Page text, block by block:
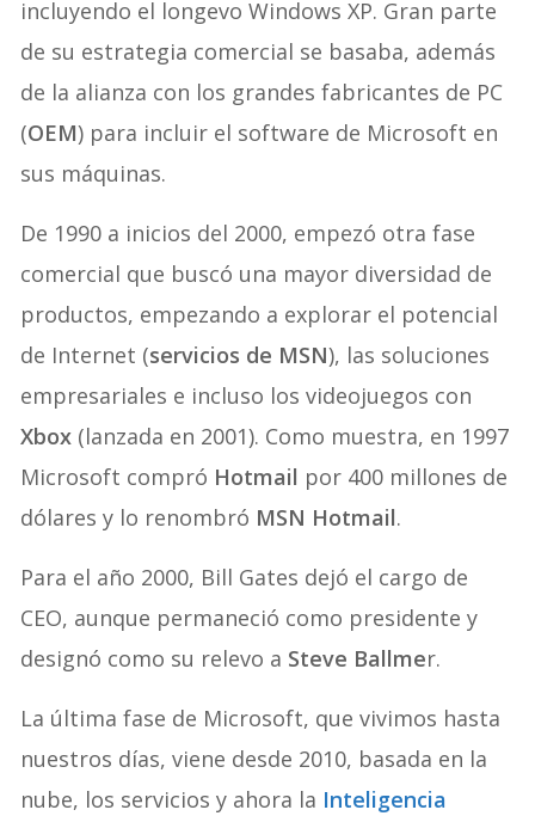
incluyendo el longevo Windows XP. Gran parte
de su estrategia comercial se basaba, además
de la alianza con los grandes fabricantes de PC
(OEM) para incluir el software de Microsoft en
sus máquinas.
De 1990 a inicios del 2000, empezó otra fase
comercial que buscó una mayor diversidad de
productos, empezando a explorar el potencial
de Internet (servicios de MSN), las soluciones
empresariales e incluso los videojuegos con
Xbox (lanzada en 2001). Como muestra, en 1997
Microsoft compró Hotmail por 400 millones de
dólares y lo renombró MSN Hotmail.
Para el año 2000, Bill Gates dejó el cargo de
CEO, aunque permaneció como presidente y
designó como su relevo a Steve Ballmer.
La última fase de Microsoft, que vivimos hasta
nuestros días, viene desde 2010, basada en la
nube, los servicios y ahora la Inteligencia